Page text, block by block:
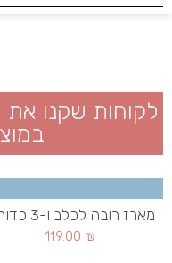
לקוחות שקנו את
מארז רובה לכלב ו-3 כדורים
119.00 ₪